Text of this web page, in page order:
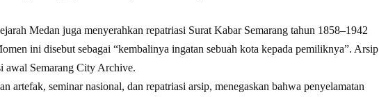
Medan juga menyerahkan repatriasi Surat Kabar Semarang tahun 1858–1942
ini disebut sebagai “kembalinya ingatan sebuah kota kepada pemiliknya”. Arsip
awal Semarang City Archive.
artefak, seminar nasional, dan repatriasi arsip, menegaskan bahwa penyelamatan